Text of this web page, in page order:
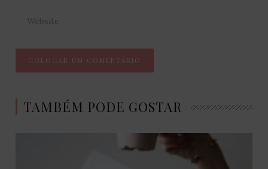
TAMBÉM PODE GOSTAR